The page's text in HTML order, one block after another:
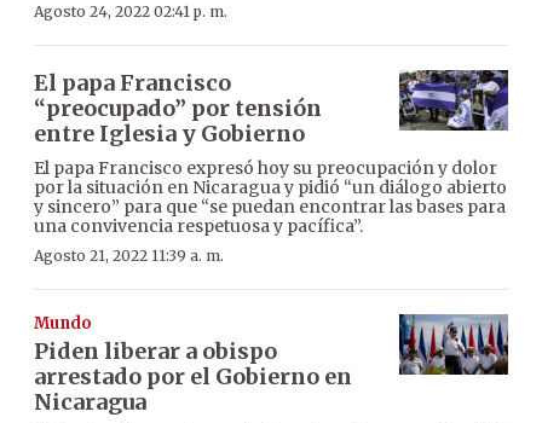
Agosto 24, 2022 02:41 p. m.
El papa Francisco
“preocupado” por tensión
entre Iglesia y Gobierno
El papa Francisco expresó hoy su preocupación y dolor
por la situación en Nicaragua y pidió “un diálogo abierto
y sincero” para que “se puedan encontrar las bases para
una convivencia respetuosa y pacífica”.
Agosto 21, 2022 11:39 a. m.
Mundo
Piden liberar a obispo
arrestado por el Gobierno en
Nicaragua